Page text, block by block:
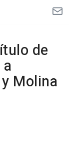
de
Molina